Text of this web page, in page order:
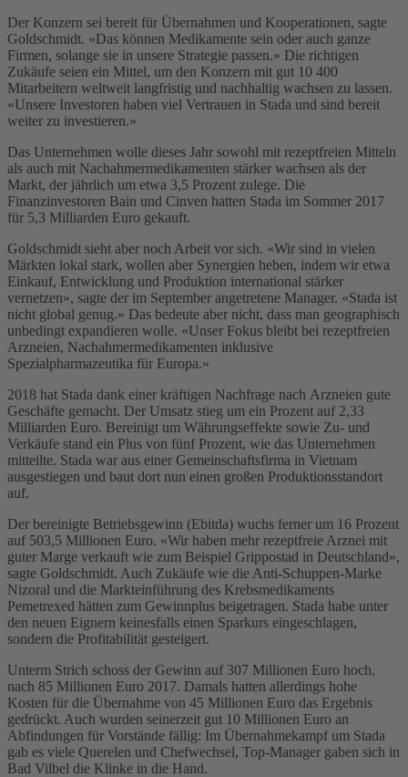
Der Konzern sei bereit für Übernahmen und Kooperationen, sagte
Goldschmidt. «Das können Medikamente sein oder auch ganze
Firmen, solange sie in unsere Strategie passen.» Die richtigen
Zukäufe seien ein Mittel, um den Konzern mit gut 10 400
Mitarbeitern weltweit langfristig und nachhaltig wachsen zu lassen.
«Unsere Investoren haben viel Vertrauen in Stada und sind bereit
weiter zu investieren.»
Das Unternehmen wolle dieses Jahr sowohl mit rezeptfreien Mitteln
als auch mit Nachahmermedikamenten stärker wachsen als der
Markt, der jährlich um etwa 3,5 Prozent zulege. Die
Finanzinvestoren Bain und Cinven hatten Stada im Sommer 2017
für 5,3 Milliarden Euro gekauft.
Goldschmidt sieht aber noch Arbeit vor sich. «Wir sind in vielen
Märkten lokal stark, wollen aber Synergien heben, indem wir etwa
Einkauf, Entwicklung und Produktion international stärker
vernetzen», sagte der im September angetretene Manager. «Stada ist
nicht global genug.» Das bedeute aber nicht, dass man geographisch
unbedingt expandieren wolle. «Unser Fokus bleibt bei rezeptfreien
Arzneien, Nachahmermedikamenten inklusive
Spezialpharmazeutika für Europa.»
2018 hat Stada dank einer kräftigen Nachfrage nach Arzneien gute
Geschäfte gemacht. Der Umsatz stieg um ein Prozent auf 2,33
Milliarden Euro. Bereinigt um Währungseffekte sowie Zu- und
Verkäufe stand ein Plus von fünf Prozent, wie das Unternehmen
mitteilte. Stada war aus einer Gemeinschaftsfirma in Vietnam
ausgestiegen und baut dort nun einen großen Produktionsstandort
auf.
Der bereinigte Betriebsgewinn (Ebitda) wuchs ferner um 16 Prozent
auf 503,5 Millionen Euro. «Wir haben mehr rezeptfreie Arznei mit
guter Marge verkauft wie zum Beispiel Grippostad in Deutschland»,
sagte Goldschmidt. Auch Zukäufe wie die Anti-Schuppen-Marke
Nizoral und die Markteinführung des Krebsmedikaments
Pemetrexed hätten zum Gewinnplus beigetragen. Stada habe unter
den neuen Eignern keinesfalls einen Sparkurs eingeschlagen,
sondern die Profitabilität gesteigert.
Unterm Strich schoss der Gewinn auf 307 Millionen Euro hoch,
nach 85 Millionen Euro 2017. Damals hatten allerdings hohe
Kosten für die Übernahme von 45 Millionen Euro das Ergebnis
gedrückt. Auch wurden seinerzeit gut 10 Millionen Euro an
Abfindungen für Vorstände fällig: Im Übernahmekampf um Stada
gab es viele Querelen und Chefwechsel, Top-Manager gaben sich in
Bad Vilbel die Klinke in die Hand.